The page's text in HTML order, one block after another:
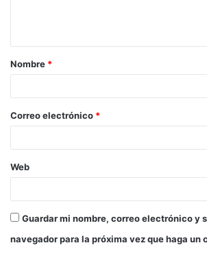
a
r
*
Nombre *
Correo electrónico *
Web
Guardar mi nombre, correo electrónico y
navegador para la próxima vez que haga un